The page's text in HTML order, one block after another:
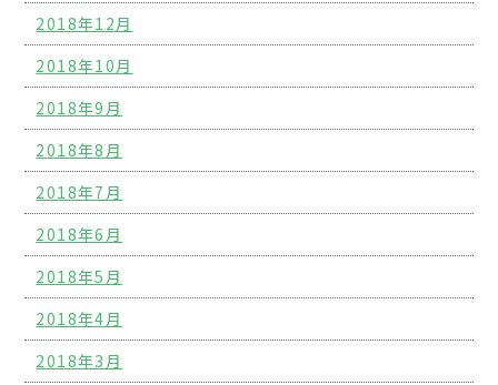
2018年12月
2018年10月
2018年9月
2018年8月
2018年7月
2018年6月
2018年5月
2018年4月
2018年3月